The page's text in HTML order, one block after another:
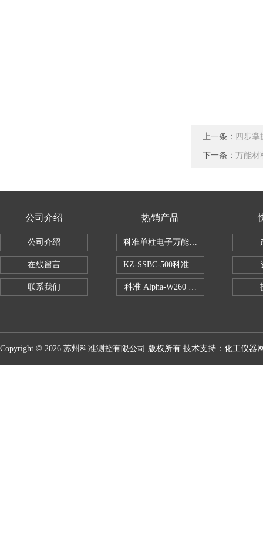
上一条： 四步
下一条： 万能材
公司介绍
公司介绍
在线留言
联系我们
热销产品
科准单柱电子万能拉力机KZ-SSBC-500
KZ-SSBC-500科准单柱电子万能试验
科准 Alpha-W260 半导体全自动推拉
Copyright © 2026 苏州科准测控有限公司 版权所有 技术支持： 化工仪器